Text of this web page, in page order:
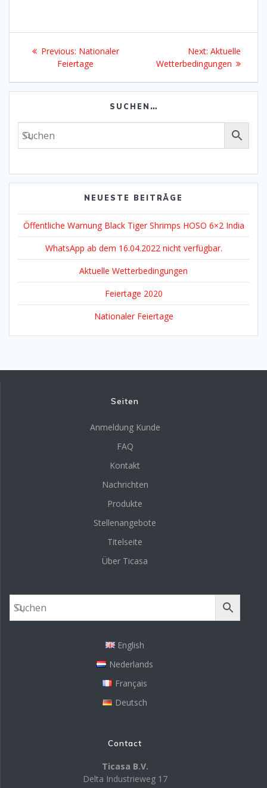
Beitragsnavigation
Previous: Previous
post:
Nationaler
Feiertage
Next: Next
post:
Aktuelle
Wetterbedingungen
SUCHEN…
NEUESTE BEITRÄGE
Öffentliche Warnung Black Tiger Shrimps HOSO 6×2 India
WhatsApp ab dem 16.04.2022 nicht verfügbar.
Aktuelle Wetterbedingungen
Feiertage 2020
Nationaler Feiertage
Seiten
Anmeldung Kunde
FAQ
Kontakt
Nachrichten
Produkte
Stellenangebote
Titelseite
Über Ticasa
English
Nederlands
Français
Deutsch
Contact
Ticasa B.V.
Delta Industrieweg 17